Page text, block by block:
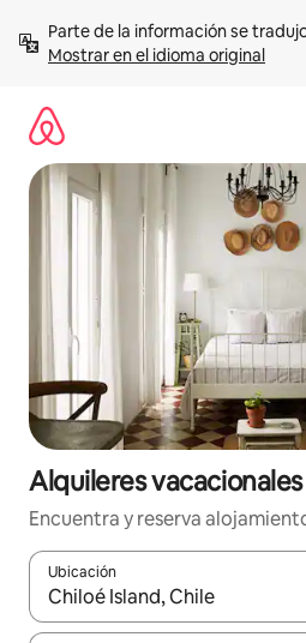
contenidoMostrar en el idioma original
Alquileres
Encuentra y reserva
Ubicación
Cuando los resultados estén